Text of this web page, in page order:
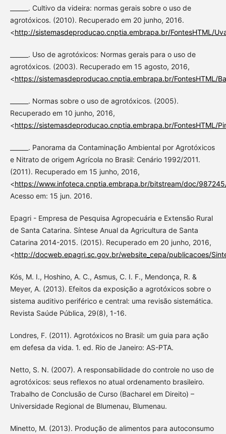
______. Cultivo da videira: normas gerais sobre o uso de
agrotóxicos. (2010). Recuperado em 20 junho, 2016.
<http://sistemasdeproducao.cnptia.embrapa.br/FontesHTML/
______. Uso de agrotóxicos: Normas gerais para o uso de
agrotóxicos. (2003). Recuperado em 15 agosto, 2016,
<https://sistemasdeproducao.cnptia.embrapa.br/FontesHTML/
______. Normas sobre o uso de agrotóxicos. (2005).
Recuperado em 10 junho, 2016,
<https://sistemasdeproducao.cnptia.embrapa.br/FontesHTML/
______. Panorama da Contaminação Ambiental por Agrotóxicos
e Nitrato de origem Agrícola no Brasil: Cenário 1992/2011.
(2011). Recuperado em 15 junho, 2016,
<https://www.infoteca.cnptia.embrapa.br/bitstream/doc/
Acesso em: 15 jun. 2016.
Epagri - Empresa de Pesquisa Agropecuária e Extensão Rural
de Santa Catarina. Síntese Anual da Agricultura de Santa
Catarina 2014-2015. (2015). Recuperado em 20 junho, 2016,
<http://docweb.epagri.sc.gov.br/website_cepa/publicacoes/
Kós, M. I., Hoshino, A. C., Asmus, C. I. F., Mendonça, R. &
Meyer, A. (2013). Efeitos da exposição a agrotóxicos sobre o
sistema auditivo periférico e central: uma revisão sistemática.
Revista Saúde Pública, 29(8), 1-16.
Londres, F. (2011). Agrotóxicos no Brasil: um guia para ação
em defesa da vida. 1. ed. Rio de Janeiro: AS-PTA.
Netto, S. N. (2007). A responsabilidade do controle no uso de
agrotóxicos: seus reflexos no atual ordenamento brasileiro.
Trabalho de Conclusão de Curso (Bacharel em Direito) –
Universidade Regional de Blumenau, Blumenau.
Minetto, M. (2013). Produção de alimentos para autoconsumo